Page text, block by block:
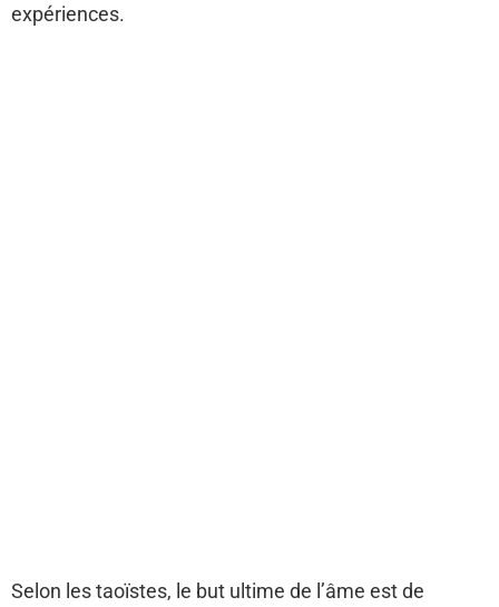
expériences.
Selon les taoïstes, le but ultime de l’âme est de